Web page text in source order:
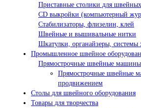
Приставные столики для
СD выкройки (компьютерный
Стабилизаторы, флизелин, клей
Швейные и вышивальные нитки
Шкатулки, органайзеры, системы
Промышленное швейное
Прямострочные швейные машины
Прямострочные швейные
продвижением
Столы для швейного оборудования
Товары для творчества